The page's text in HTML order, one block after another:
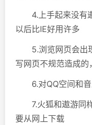
4.上手起来没有遨
以后比IE好用许多
5.浏览网页会出现
写网页不规范造成
6.对QQ空间和音
7.火狐和遨游同样
要从网上下载